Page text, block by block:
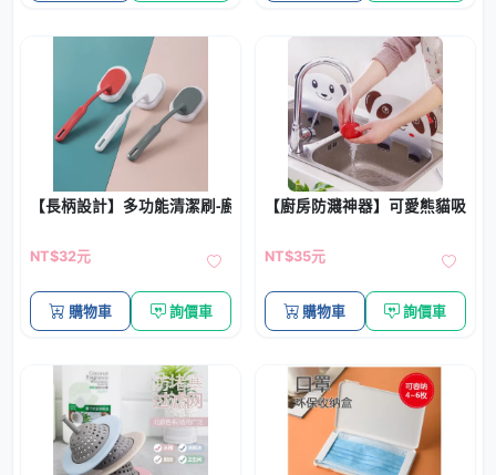
【長柄設計】多功能清潔刷-廚浴清潔神器
NT$32元
購物車 詢價車
【廚房防濺神器】可愛熊貓吸盤
NT$35元
購物車 詢價車